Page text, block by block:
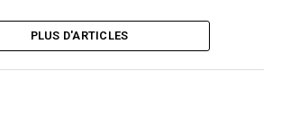
PLUS D'ARTICLES